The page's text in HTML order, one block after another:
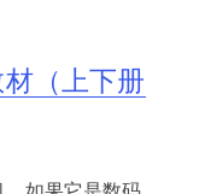
（上下册